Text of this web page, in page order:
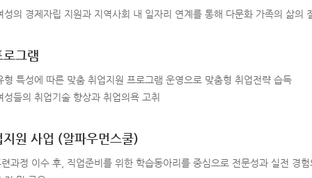
성의 경제자립 지원과 지역사회 내 일자리 연계를 통해 다문화 가족의 삶의
로그램
형 특성에 따른 맞춤 취업지원 프로그램 운영으로 맞춤형 취업전략 습득
성들의 취업기술 향상과 취업의욕 고취
지원 사업 (알파우먼스쿨)
과정 이수 후, 직업준비를 위한 학습동아리를 중심으로 전문성과 실전 경